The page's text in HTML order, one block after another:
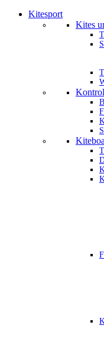
Kitesport
Kites